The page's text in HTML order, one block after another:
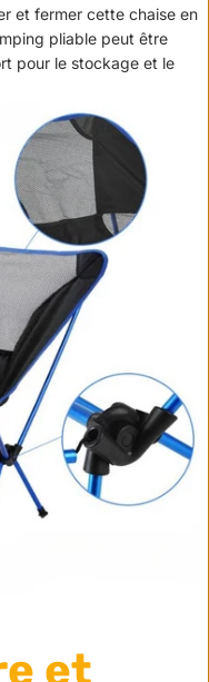
et fermer cette chaise en
pliable peut être
pour le stockage et le
et